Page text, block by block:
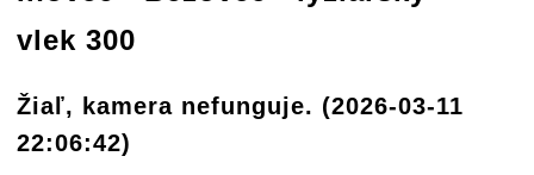
vlek 300
Žiaľ, kamera nefunguje. (2026-03-11
22:06:42)